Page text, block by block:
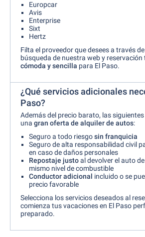
Europcar
Avis
Enterprise
Sixt
Hertz
Filta el proveedor que desees a través
búsqueda de nuestra web y
cómoda y sencilla para El Paso.
¿Qué servicios adicionales
Paso?
Además del precio barato, las
una gran oferta de alquiler de autos:
Seguro a todo riesgosin franquicia
Seguro de alta responsabilidad civil
en caso de daños personales
Repostaje justoal devolver el auto
mismo nivel de combustible
Conductoradicional incluido o se
precio favorable
Selecciona los servicios deseados al
comienza tus vacaciones en El Paso
preparado.